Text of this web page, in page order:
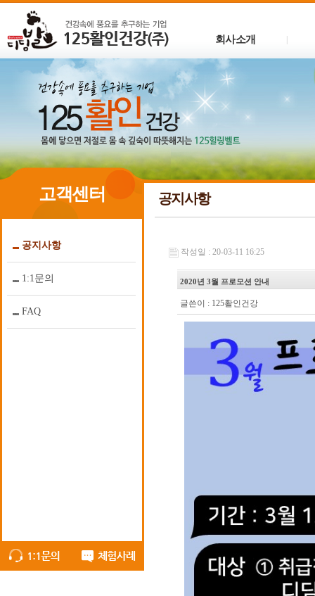
회사소개
고객센터
공지사항
1:1문의
FAQ
공지사항
작성일 : 20-03-11 16:25
2020년 3월 프로모션 안내
글쓴이 : 125활인건강